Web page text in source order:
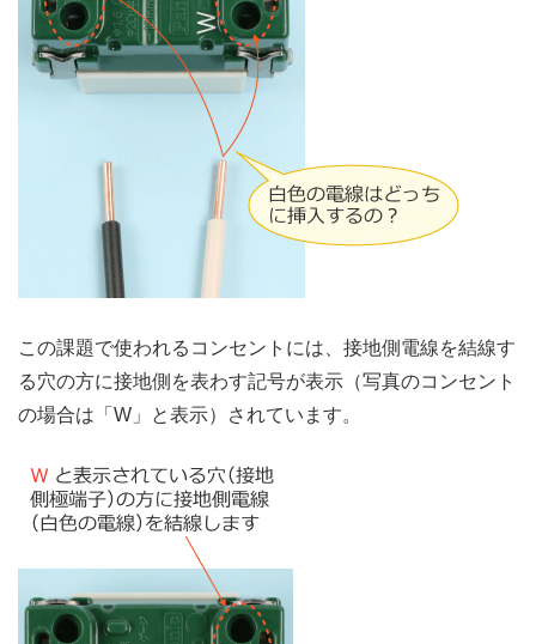
この課題で使われるコンセントには、接地側電線を結線す
る穴の方に接地側を表わす記号が表示（写真のコンセント
の場合は「W」と表示）されています。